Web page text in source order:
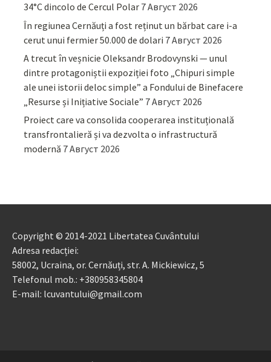
34°C dincolo de Cercul Polar 7 Август 2026
În regiunea Cernăuți a fost reținut un bărbat care i-a
cerut unui fermier 50.000 de dolari 7 Август 2026
A trecut în veșnicie Oleksandr Brodovynski — unul
dintre protagoniștii expoziției foto „Chipuri simple
ale unei istorii deloc simple” a Fondului de Binefacere
„Resurse și Inițiative Sociale” 7 Август 2026
Proiect care va consolida cooperarea instituțională
transfrontalieră și va dezvolta o infrastructură
modernă 7 Август 2026
Copyright © 2014-2021 Libertatea Cuvântului
Adresa redacției:
58002, Ucraina, or. Cernăuți, str. A. Mickiewicz, 5
Telefonul mob.: +380958345804
E-mail: lcuvantului@gmail.com